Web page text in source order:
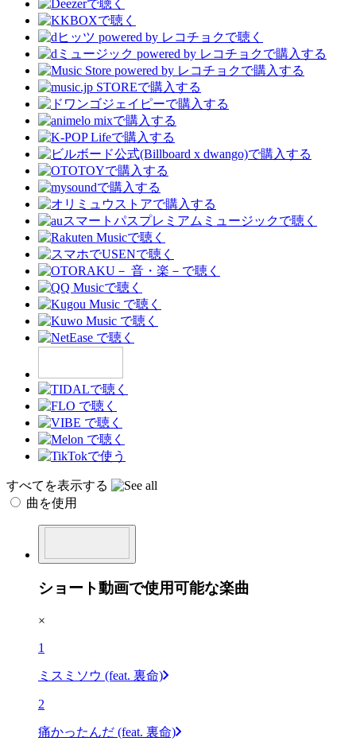
すべてを表示する
曲を使用
ショート動画で使用可能な楽曲
×
1
ミスミソウ (feat. 裏命)
2
痛かったんだ (feat. 裏命)